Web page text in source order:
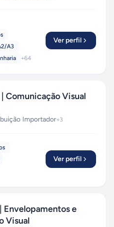
A3
+64
Ver perfil
| Comunicação Visual
·Importador+3
Ver perfil
Envelopamentos e
Visual